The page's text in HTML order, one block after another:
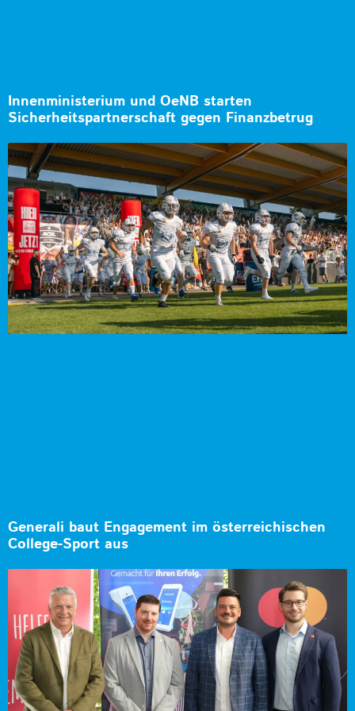
Innenministerium und OeNB starten
Sicherheitspartnerschaft gegen Finanzbetrug
Generali baut Engagement im österreichischen
College-Sport aus